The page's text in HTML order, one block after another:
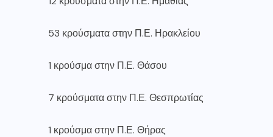
53 κρούσματα στην Π.Ε. Ηρακλείου
1 κρούσμα στην Π.Ε. Θάσου
7 κρούσματα στην Π.Ε. Θεσπρωτίας
1 κρούσμα στην Π.Ε. Θήρας